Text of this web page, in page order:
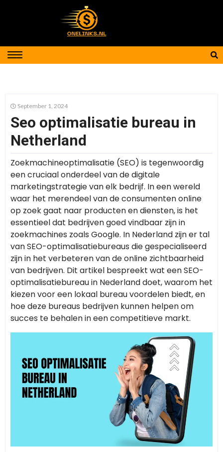
September 1, 2024
Seo optimalisatie bureau in
Netherland
Zoekmachineoptimalisatie (SEO) is tegenwoordig
een cruciaal onderdeel van de digitale
marketingstrategie van elk bedrijf. In een wereld
waar het merendeel van de consumenten online
op zoek gaat naar producten en diensten, is het
essentieel dat bedrijven goed vindbaar zijn in
zoekmachines zoals Google. In Nederland zijn er tal
van SEO-optimalisatiebureaus die gespecialiseerd
zijn in het verbeteren van de online zichtbaarheid
van bedrijven. Dit artikel bespreekt wat een SEO-
optimalisatiebureau in Nederland doet, waarom het
kiezen voor een lokaal bureau voordelen biedt, en
hoe deze bureaus bedrijven kunnen helpen om
succes te behalen in een competitieve markt.